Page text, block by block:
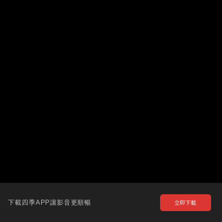
下載四季APP讓影音更順暢 立即下載